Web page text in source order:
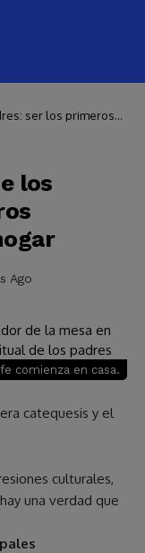
ser los primeros
los
Ago
comienza en casa.
catequesis y el
culturales,
una verdad que